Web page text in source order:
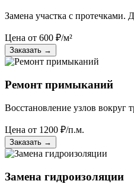
Замена участка с протечками.
Цена от 600 ₽/м²
Заказать →
Ремонт примыканий
Восстановление узлов вокруг
Цена от 1200 ₽/п.м.
Заказать →
Замена гидроизоляции